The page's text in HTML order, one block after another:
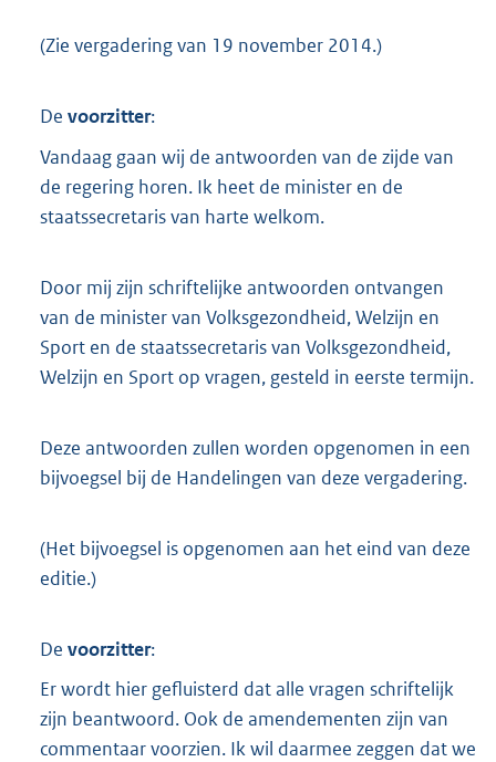
(Zie vergadering van 19 november 2014.)
De voorzitter:
Vandaag gaan wij de antwoorden van de zijde van
de regering horen. Ik heet de minister en de
staatssecretaris van harte welkom.
Door mij zijn schriftelijke antwoorden ontvangen
van de minister van Volksgezondheid, Welzijn en
Sport en de staatssecretaris van Volksgezondheid,
Welzijn en Sport op vragen, gesteld in eerste termijn.
Deze antwoorden zullen worden opgenomen in een
bijvoegsel bij de Handelingen van deze vergadering.
(Het bijvoegsel is opgenomen aan het eind van deze
editie.)
De voorzitter:
Er wordt hier gefluisterd dat alle vragen schriftelijk
zijn beantwoord. Ook de amendementen zijn van
commentaar voorzien. Ik wil daarmee zeggen dat we